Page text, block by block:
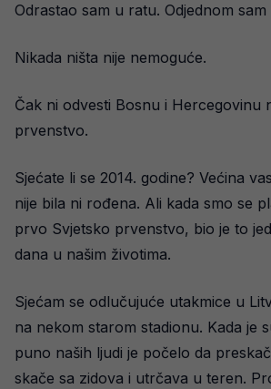
Odrastao sam u ratu. Odjednom
Nikada ništa nije nemoguće.
Čak ni odvesti Bosnu i Hercegovinu
prvenstvo.
Sjećate li se 2014. godine? Većina
nije bila ni rođena. Ali kada smo se
prvo Svjetsko prvenstvo, bio je to
dana u našim životima.
Sjećam se odlučujuće utakmice u
na nekom starom stadionu. Kada je
puno naših ljudi je počelo da
skače sa zidova i utrčava u teren.